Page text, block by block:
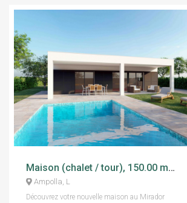
Maison (chalet / tour), 150.00 m², 3 chambres, nouveau, calle estocolm
Ampolla, L
Découvrez votre nouvelle maison au Mirador